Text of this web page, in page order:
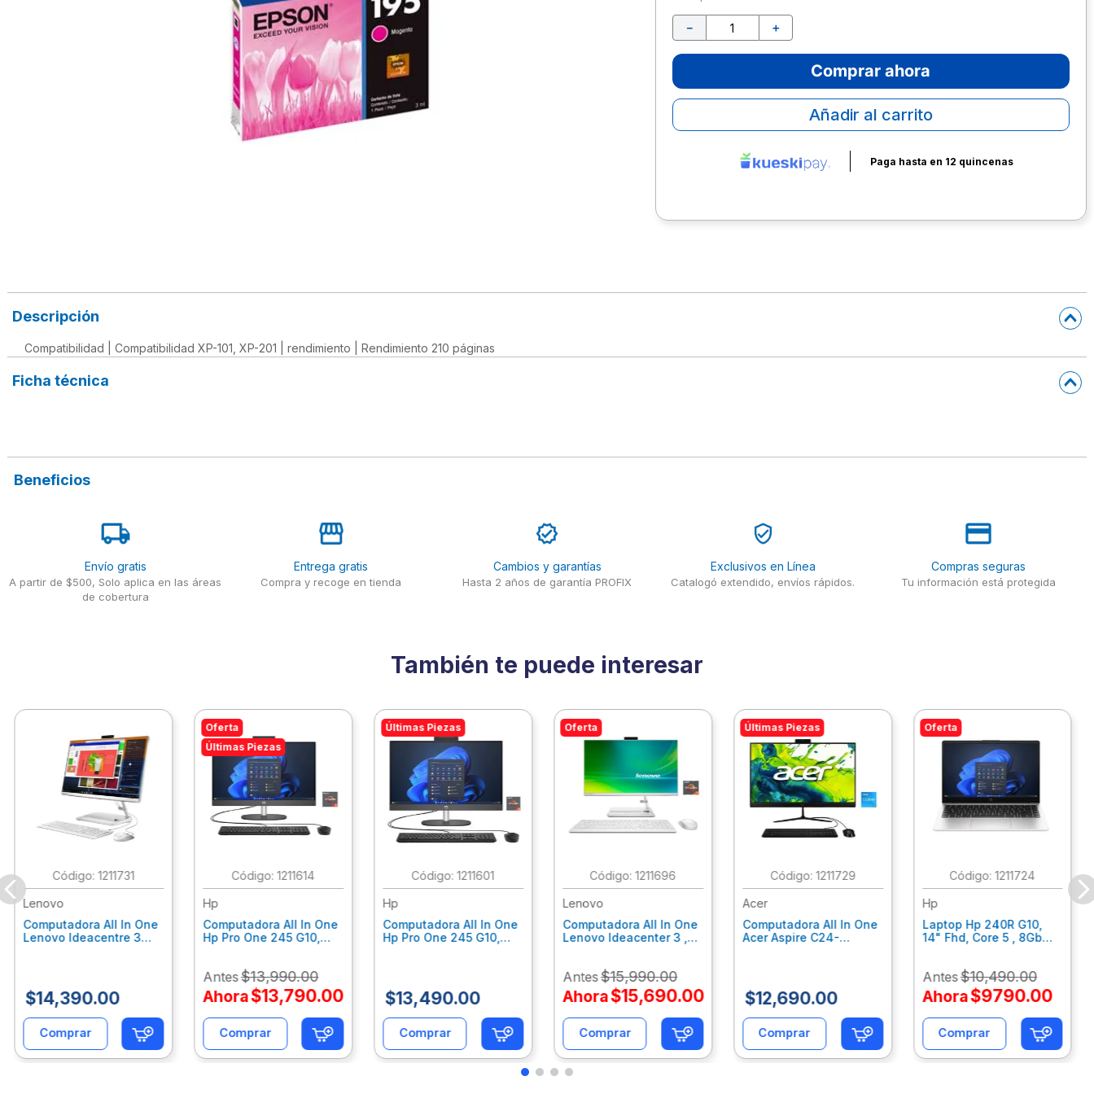
＋
－
Comprar ahora
Añadir al carrito
Paga hasta en 12 quincenas
Descripción
Compatibilidad | Compatibilidad XP-101, XP-201 | rendimiento | Rendimiento 210 páginas
Ficha técnica
Beneficios
Envío gratis
A partir de $500, Solo aplica en las áreas
de cobertura
Entrega gratis
Compra y recoge en tienda
Cambios y garantías
Hasta 2 años de garantía PROFIX
Exclusivos en Línea
Catalogó extendido, envíos rápidos.
Compras seguras
Tu información está protegida
También te puede interesar
:1211731
Lenovo
Computadora All In One
Lenovo Ideacentre 3
F0G1014Ald
$14,390.00
Comprar
Oferta
Últimas Piezas
:1211614
Hp
Computadora All In One
Hp Pro One 245 G10,
Fhd, Win11Home
9P7K6La
Antes$13,990.00
Ahora$13,790.00
Comprar
Últimas Piezas
:1211601
Hp
Computadora All In One
Hp Pro One 245 G10,
9P7K5La
$13,490.00
Comprar
Oferta
:1211696
Lenovo
Computadora All In One
Lenovo Ideacenter 3 ,
Fhd, Win11 Home
F0G1014Nld
Antes$15,990.00
Ahora$15,690.00
Comprar
Últimas Piezas
: 1211729
Acer
Computadora All In One
Acer Aspire C24-
Dq.Bmjal.002
$12,690.00
Comprar
Oferta
:1211724
Hp
Laptop Hp 240R G10,
14" Fhd, Core 5 , 8Gb
Antes$10,490.00
Ahora$9790.00
Comprar
10. lapiz